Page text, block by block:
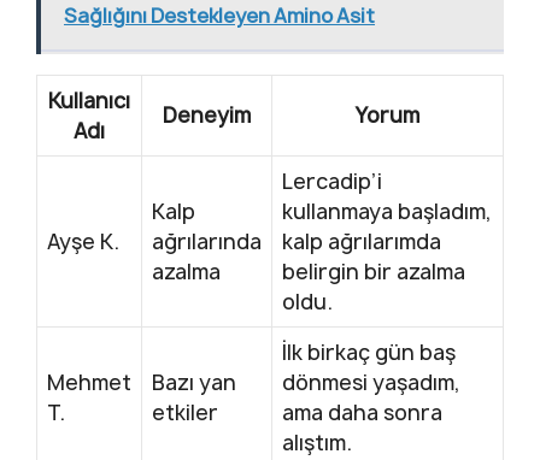
Sağlığını Destekleyen Amino Asit
Kullanıcı
Adı
Deneyim Yorum
Ayşe K.
Kalp
ağrılarında
azalma
Lercadip’i
kullanmaya başladım,
kalp ağrılarımda
belirgin bir azalma
oldu.
Mehmet
T.
Bazı yan
etkiler
İlk birkaç gün baş
dönmesi yaşadım,
ama daha sonra
alıştım.